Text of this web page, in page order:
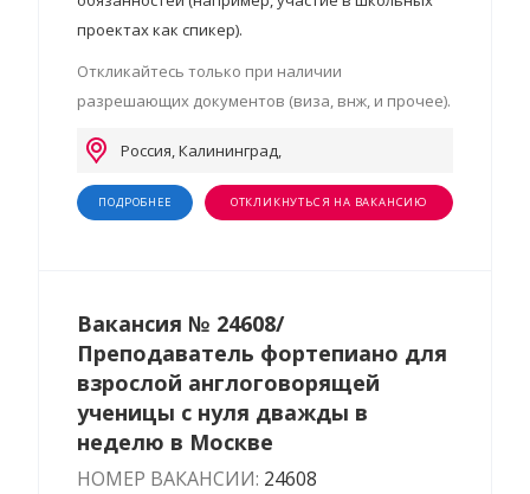
проектах как спикер).
Откликайтесь только при наличии
разрешающих документов (виза, внж, и прочее).
Россия, Калининград,
ПОДРОБНЕЕ ОТКЛИКНУТЬСЯ НА ВАКАНСИЮ
Вакансия № 24608/
Преподаватель фортепиано для
взрослой англоговорящей
ученицы с нуля дважды в
неделю в Москве
НОМЕР ВАКАНСИИ: 24608